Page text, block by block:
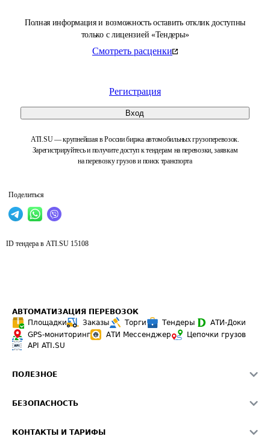
Полная информация и возможность оставить отклик доступны
только с лицензией «Тендеры»
Смотреть расценки
Регистрация
Вход
ATI.SU — крупнейшая в России биржа автомобильных грузоперевозок.
Зарегистрируйтесь и получите доступ к тендерам на перевозки, заявкам
на перевозку грузов и поиск транспорта
Поделиться
ID тендера в ATI.SU 15108
АВТОМАТИЗАЦИЯ ПЕРЕВОЗОК
Площадки
Заказы Торги Тендеры
АТИ-Доки
GPS-мониторинг
АТИ Мессенджер
Цепочки грузов
API ATI.SU
ПОЛЕЗНОЕ
Звезды ATI.SU на вашем сайте
БЕЗОПАСНОСТЬ
КОНТАКТЫ И ТАРИФЫ